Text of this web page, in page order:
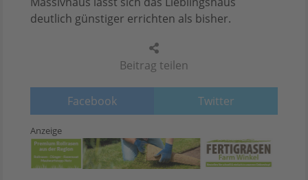
Beitrag teilen
Facebook Twitter
deutlich günstiger errichten als bisher.
Anzeige